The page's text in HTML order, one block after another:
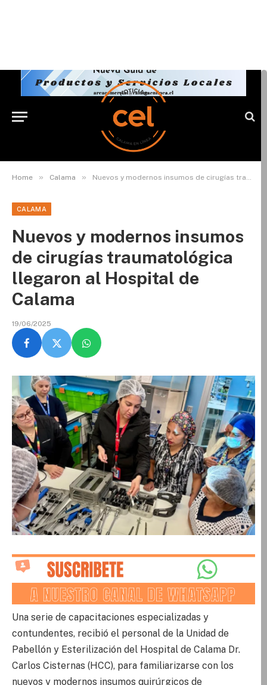
Home » Calama » Nuevos y modernos insumos de cirugías traumatológica llegaron al Hospital de Calama
CALAMA
Nuevos y modernos insumos
de cirugías traumatológica
llegaron al Hospital de
Calama
19/06/2025
Una serie de capacitaciones especializadas y
contundentes, recibió el personal de la Unidad de
Pabellón y Esterilización del Hospital de Calama Dr.
Carlos Cisternas (HCC), para familiarizarse con los
nuevos y modernos insumos quirúrgicos de